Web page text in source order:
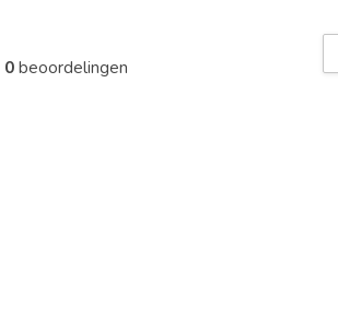
0beoordelingen